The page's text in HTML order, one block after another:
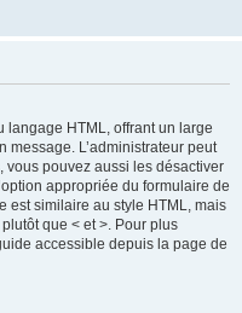
langage HTML, offrant un large
message. L’administrateur peut
pouvez aussi les désactiver
appropriée du formulaire de
est similaire au style HTML, mais
que < et >. Pour plus
accessible depuis la page de